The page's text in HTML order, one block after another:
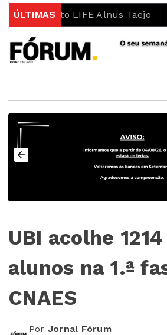
ÚLTIMAS
LIFE Alnus Taejo
UBI acolhe
alunos na 1.ª
CNAES
Por Jornal Fórum